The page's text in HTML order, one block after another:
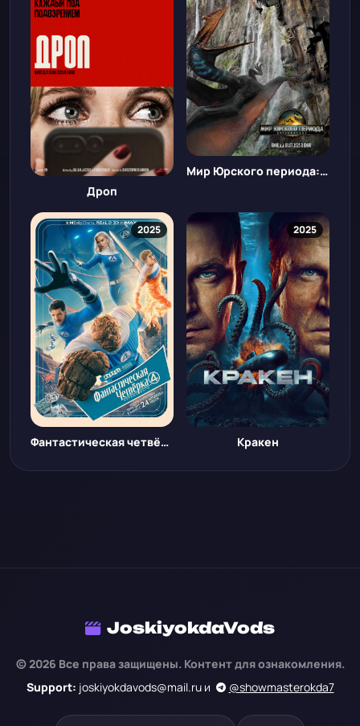
Дроп
Мир Юрского периода: Возрождение
2025
Фантастическая четвёрка: Первые шаги
2025
Кракен
JoskiyokdaVods
© 2026 Все права защищены. Контент для ознакомления.
Support: joskiyokdavods@mail.ru и @showmasterokda7